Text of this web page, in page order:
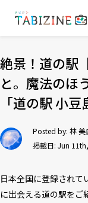
絶景！道の駅
と。魔法のほ
「道の駅 小豆
Posted by: 林 美
掲載日: Jun
日本全国に登録され
に出会える道の駅をご